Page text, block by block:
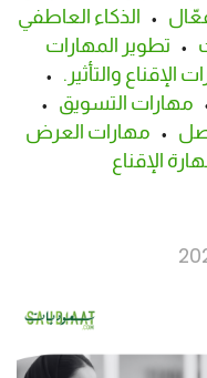
• الذكاء العاطفي
• تطوير المهارات
الإقناع والتأثير. •
مهارات التسويق •
• مهارات العرض
الإقناع